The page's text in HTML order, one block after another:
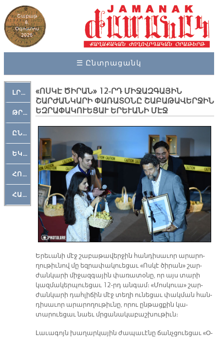
Շաբաթ
8,
Օգոստոս
2026
☰ Ընտրացանկ
ԼՐԱՀՈՍ
ԹՐՔԱՀԱՅ ԿԵԱՆՔ
ԸՆԿԵՐԱՄՇԱԿՈՒԹԱՅԻՆ
ԵԿԵՂԵՑԱԿԱՆ
ՀՈԳԵՄՏԱՒՈՐ
ՀԱՐԹԱԿ
«ՈՍԿԷ ԾԻՐԱՆ» 12-ՐԴ ՄԻՋԱԶԳԱՅԻՆ
ՇԱՐԺԱՆԿԱՐԻ ՓԱՌԱՏՕՆԸ ՇԱԲԱԹԱՎԵՐՋԻՆ
ԵԶՐԱՓԱԿՈՒԵՑԱՒ ԵՐԵՒԱՆԻ ՄԷՋ
Ե­րե­ւա­նի մէջ շա­բա­թա­վեր­ջին հան­դի­սա­ւոր ա­րա­րո­
ղու­թիւ­նով մը եզ­րա­փա­կուե­ցաւ «Ոս­կէ ծի­րան» շար­
ժան­կա­րի մի­ջազ­գա­յին փա­ռա­տօ­նը, որ այս տա­րի
կազ­մա­կեր­պուե­ցաւ 12-րդ ան­գամ։ «Մոսկուա» շար­
ժան­կա­րի դահ­լի­ճին մէջ տե­ղի ու­նե­ցաւ փակ­ման հան­
դի­սա­ւոր ա­րա­րո­ղու­թիւ­նը, ո­րու ըն­թաց­քին կա­
տարուե­ցաւ նաեւ մրցա­նա­կա­բաշ­խու­թիւն։
Լա­ւա­գոյն խա­ղար­կա­յին ժա­պա­ւէ­նը ճանչ­ցուե­ցաւ «Օ­